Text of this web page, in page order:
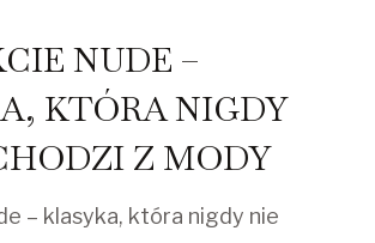
NUDE –
KTÓRA NIGDY
Z MODY
– klasyka, która nigdy nie